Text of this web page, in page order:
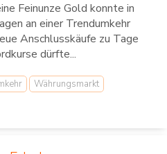
Feinunze Gold konnte in
an einer Trendumkehr
Anschlusskäufe zu Tage
dürfte...
Währungsmarkt